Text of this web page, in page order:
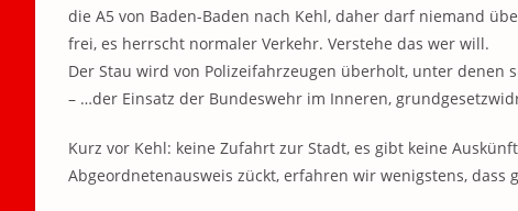
die A5 von Baden-Baden nach Kehl, daher darf niemand
frei, es herrscht normaler Verkehr. Verstehe das wer will.
Der Stau wird von Polizeifahrzeugen überholt, unter denen
– …der Einsatz der Bundeswehr im Inneren,
Kurz vor Kehl: keine Zufahrt zur Stadt, es gibt keine
Abgeordnetenausweis zückt, erfahren wir wenigstens,